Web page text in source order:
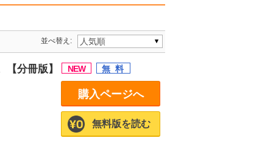
並べ替え:
【分冊版】
購入ページへ
無料版を読む